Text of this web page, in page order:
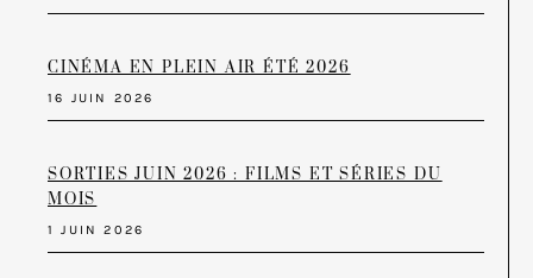
CINÉMA EN PLEIN AIR ÉTÉ 2026
16 JUIN 2026
SORTIES JUIN 2026 : FILMS ET SÉRIES DU
MOIS
1 JUIN 2026